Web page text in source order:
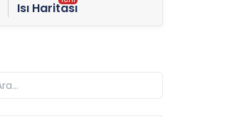
Isı Haritası